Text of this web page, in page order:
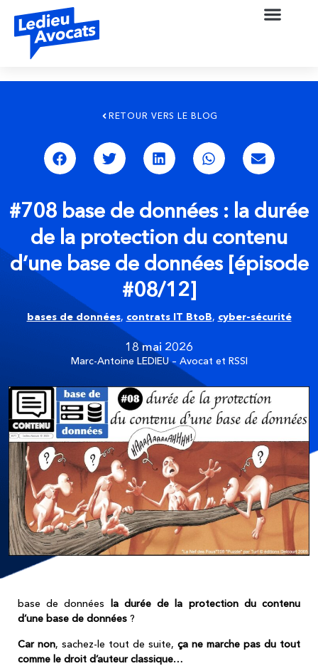
RETOUR VERS LE BLOG
#708 base de données : la durée
de la protection du contenu
d’une base de données [épisode
#08/12]
18 mai 2026
Marc-Antoine LEDIEU – Avocat et RSSI
bases de données, contrats IT BtoB, cyber-sécurité
base de données
la durée de la protection du contenu
d’une base de données ?
Car non, sachez-le tout de suite, ça ne marche pas du tout
comme le droit d’auteur classique…